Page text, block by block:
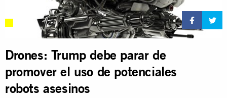
Drones: Trump debe parar de
promover el uso de potenciales
robots asesinos